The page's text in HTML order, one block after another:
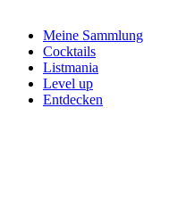
Meine Sammlung
Cocktails
Listmania
Level up
Entdecken